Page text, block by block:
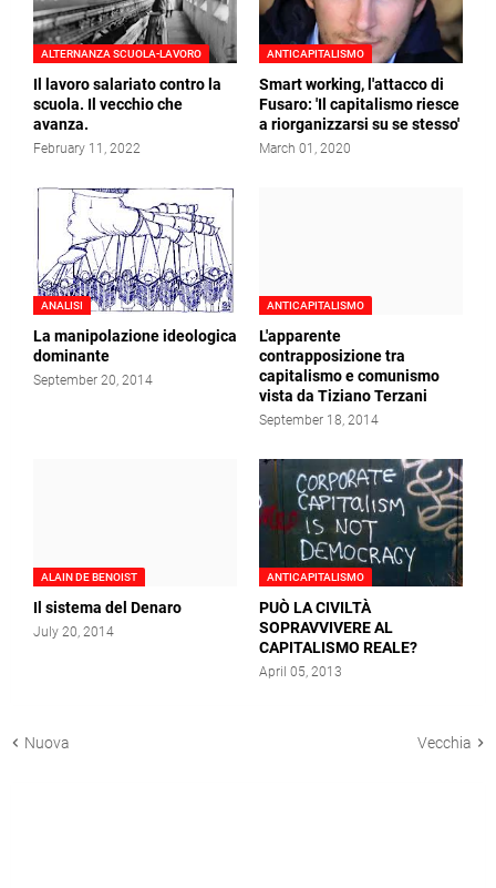
ALTERNANZA SCUOLA-LAVORO
Il lavoro salariato contro la
scuola. Il vecchio che
avanza.
February 11, 2022
ANTICAPITALISMO
Smart working, l'attacco di
Fusaro: 'Il capitalismo riesce
a riorganizzarsi su se stesso'
March 01, 2020
ANALISI
La manipolazione ideologica
dominante
September 20, 2014
ANTICAPITALISMO
L'apparente
contrapposizione tra
capitalismo e comunismo
vista da Tiziano Terzani
September 18, 2014
ALAIN DE BENOIST
Il sistema del Denaro
July 20, 2014
ANTICAPITALISMO
PUÒ LA CIVILTÀ
SOPRAVVIVERE AL
CAPITALISMO REALE?
April 05, 2013
Nuova Vecchia